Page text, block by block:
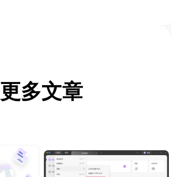
更多文章